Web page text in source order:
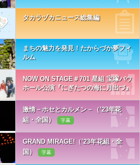
タカラヅカニュース総集編
まちの魅力を発見！たからづか夢フィ
ルム
NOW ON STAGE＃701 星組 宝塚バウ
ホール公演『にぎたつの海に月出づ』
激情－ホセとカルメン－（’23年花
組・全国）
字幕
GRAND MIRAGE!（’23年花組・全
国）
字幕